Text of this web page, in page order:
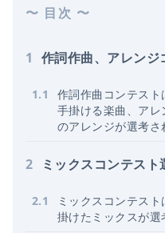
〜 目次 〜
1 作詞作曲、アレン
1.1
作詞作曲コンテス
手掛ける楽曲、ア
のアレンジが選考さ
2 ミックスコンテスト
2.1
ミックスコンテス
掛けたミックスが選